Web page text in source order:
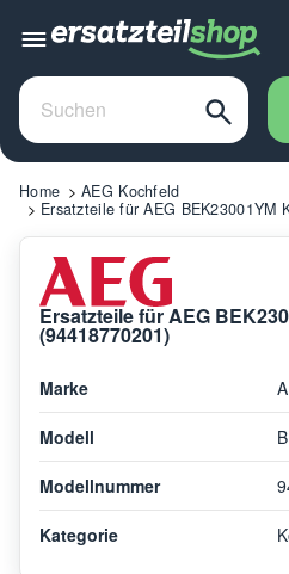
Home
AEG Kochfeld
Ersatzteile für AEG BEK23001YM
Ersatzteile für AEG
(94418770201)
Marke
Modell
Modellnummer
Kategorie